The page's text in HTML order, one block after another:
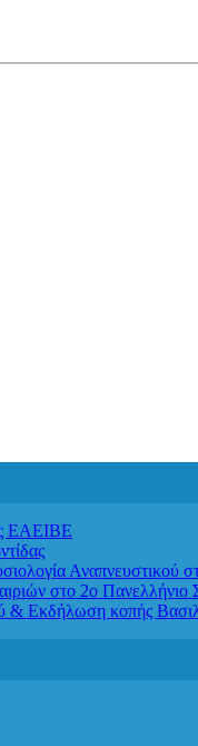
ΕΑΕΙΒΕ
Αναπνευστικού
στο 2ο Πανελλήνιο
& Εκδήλωση κοπής